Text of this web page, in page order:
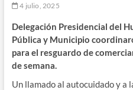
4 julio, 2025
Delegación Presidencial del
Pública y Municipio
para el resguardo de
de semana.
Un llamado al autocuidado y a